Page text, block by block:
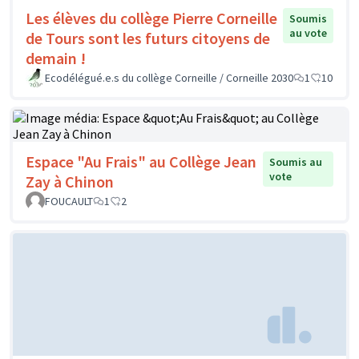
Les élèves du collège Pierre Corneille
de Tours sont les futurs citoyens de
demain !
Soumis
au vote
Ecodélégué.e.s du collège Corneille / Corneille 2030 1 10
Espace "Au Frais" au Collège Jean
Zay à Chinon
Soumis au
vote
FOUCAULT
1 2